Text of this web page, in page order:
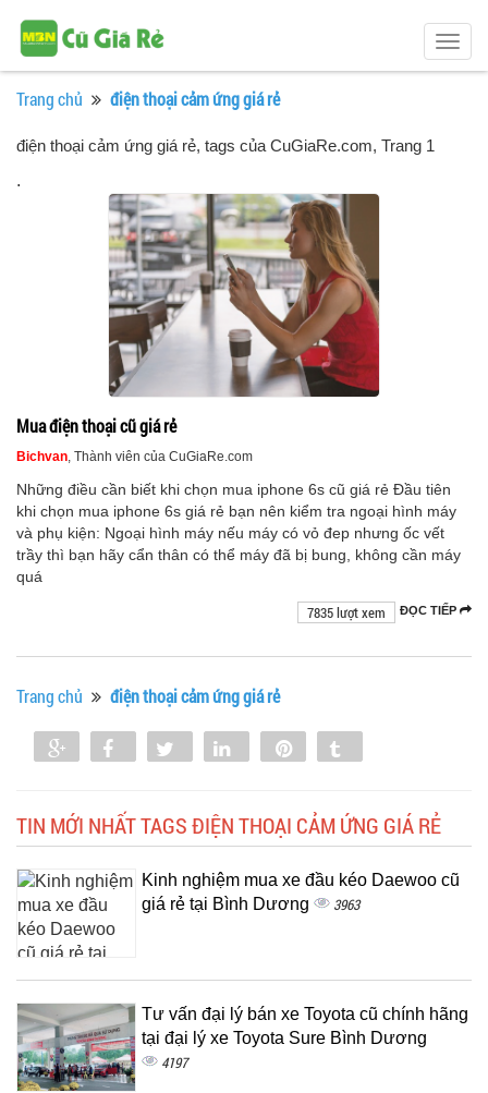
Trang chủ điện thoại cảm ứng giá rẻ
điện thoại cảm ứng giá rẻ, tags của CuGiaRe.com, Trang 1
.
Mua điện thoại cũ giá rẻ
Bichvan, Thành viên của CuGiaRe.com
Những điều cần biết khi chọn mua iphone 6s cũ giá rẻ Đầu tiên
khi chọn mua iphone 6s giá rẻ bạn nên kiểm tra ngoại hình máy
và phụ kiện: Ngoại hình máy nếu máy có vỏ đep nhưng ốc vết
trầy thì bạn hãy cẩn thân có thể máy đã bị bung, không cần máy
quá
ĐỌC TIẾP
7835 lượt xem
Trang chủ điện thoại cảm ứng giá rẻ
Share Share Tweet Share
TIN MỚI NHẤT TAGS ĐIỆN THOẠI CẢM ỨNG GIÁ RẺ
Kinh nghiệm mua xe đầu kéo Daewoo cũ
giá rẻ tại Bình Dương
3963
Tư vấn đại lý bán xe Toyota cũ chính hãng
tại đại lý xe Toyota Sure Bình Dương
4197